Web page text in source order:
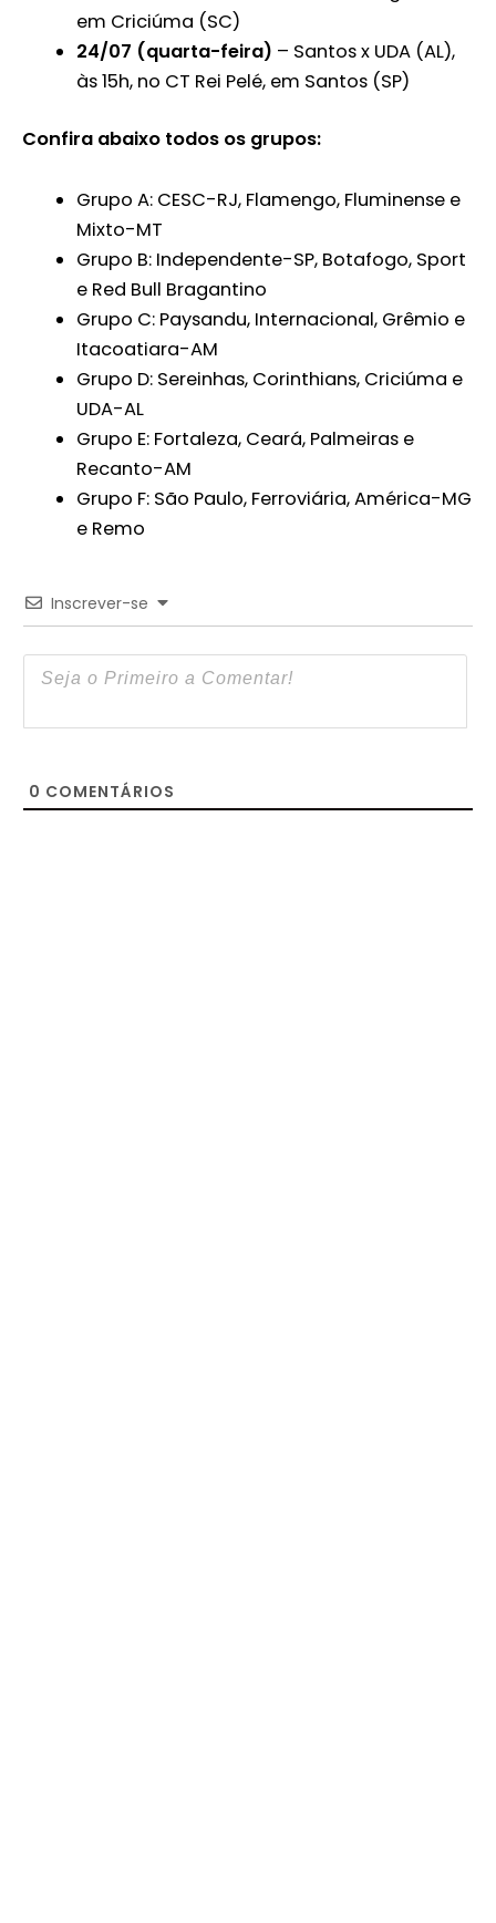
em Criciúma (SC)
24/07 (quarta-feira) – Santos x UDA (AL),
às 15h, no CT Rei Pelé, em Santos (SP)
Confira abaixo todos os grupos:
Grupo A: CESC-RJ, Flamengo, Fluminense e
Mixto-MT
Grupo B: Independente-SP, Botafogo, Sport
e Red Bull Bragantino
Grupo C: Paysandu, Internacional, Grêmio e
Itacoatiara-AM
Grupo D: Sereinhas, Corinthians, Criciúma e
UDA-AL
Grupo E: Fortaleza, Ceará, Palmeiras e
Recanto-AM
Grupo F: São Paulo, Ferroviária, América-MG
e Remo
Inscrever-se
0 COMENTÁRIOS